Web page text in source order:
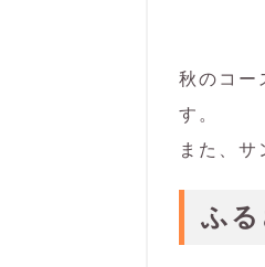
秋のコー
す。
また、サ
ふ